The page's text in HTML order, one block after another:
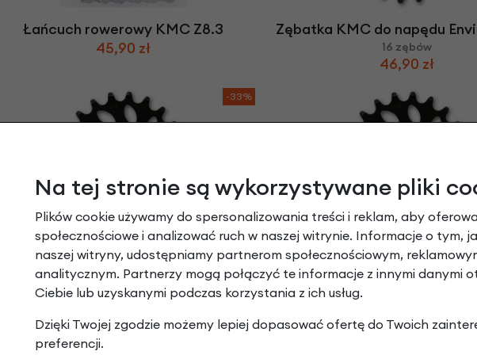
Łańcuch rowerowy KMC Z8.3
45,90 zł
Zębatka KMC do napędu
16 zębów
46,90 zł
-33%
Zębatka KMC do napędu Enviolo 3/32"
18 zębów
46,90 zł
Zębatka KMC do napędu
19 zębów
46,90 zł
Na tej stronie są wykorzystywane pliki
Plików cookie używamy do spersonalizowania treści i reklam, aby
społecznościowe i analizować ruch w naszej witrynie. Informacje o tym,
naszej witryny, udostępniamy partnerom społecznościowym,
analitycznym. Partnerzy mogą połączyć te informacje z innymi danymi
Ciebie lub uzyskanymi podczas korzystania z ich usług.
Dzięki Twojej zgodzie możemy lepiej dopasować ofertę do Twoich
preferencji.